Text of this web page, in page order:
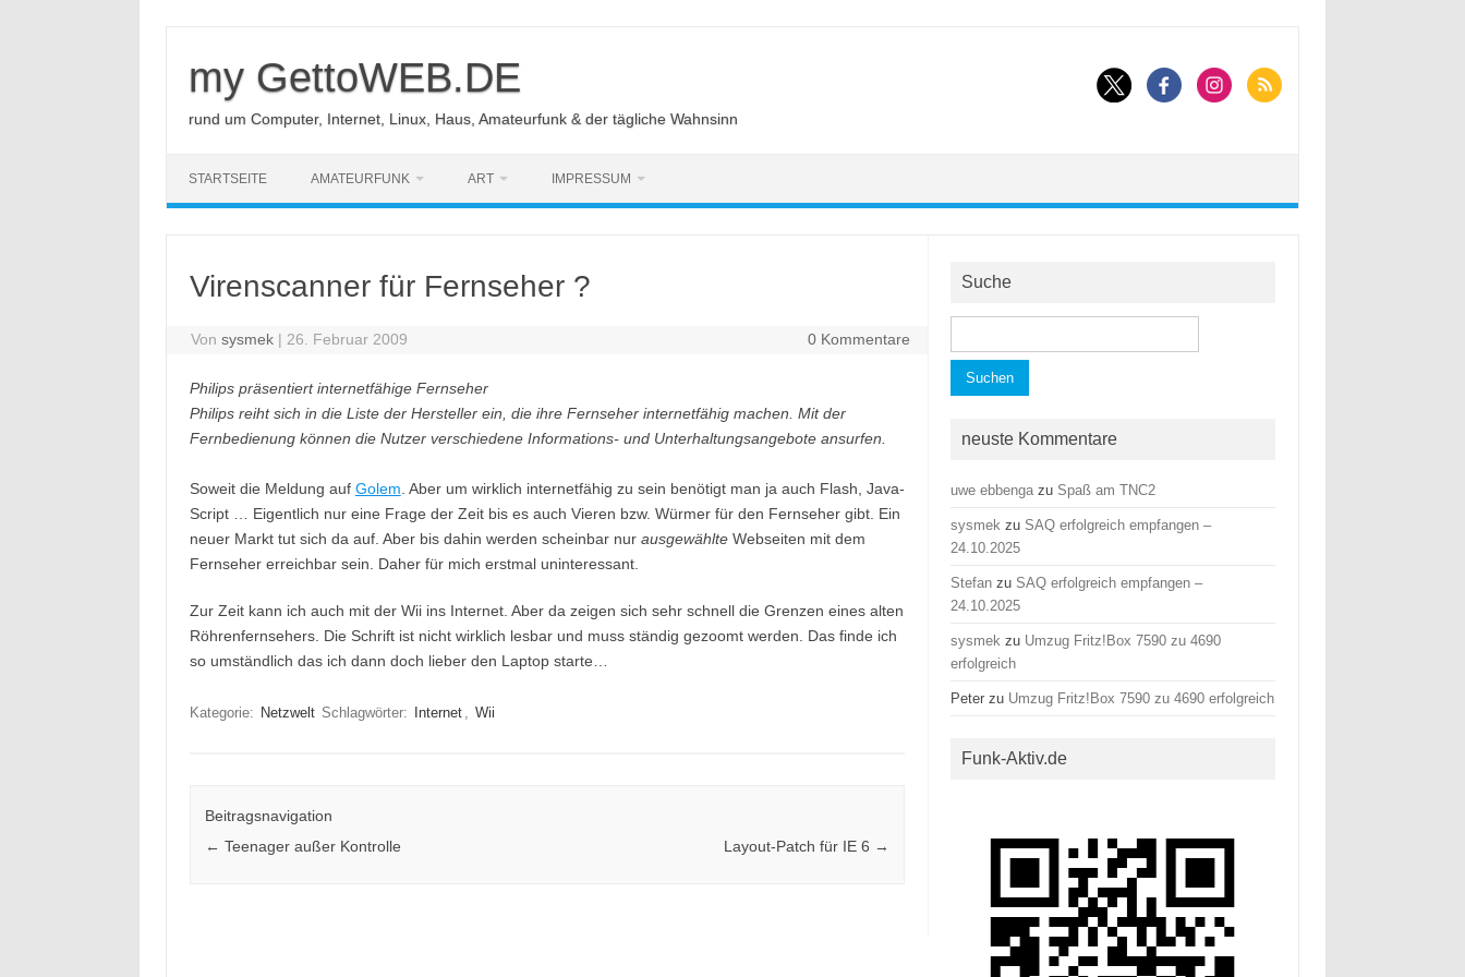
my GettoWEB.DE
rund um Computer, Internet, Linux, Haus, Amateurfunk & der tägliche Wahnsinn
STARTSEITE AMATEURFUNK ART IMPRESSUM
Virenscanner für Fernseher ?
Vonsysmek | 26. Februar 2009 0 Kommentare
Philips präsentiert internetfähige Fernseher
Philips reiht sich in die Liste der Hersteller ein, die ihre Fernseher internetfähig machen. Mit der
Fernbedienung können die Nutzer verschiedene Informations- und Unterhaltungsangebote ansurfen.
Soweit die Meldung auf Golem . Aber um wirklich internetfähig zu sein benötigt man ja auch Flash, Java-
Script … Eigentlich nur eine Frage der Zeit bis es auch Vieren bzw. Würmer für den Fernseher gibt. Ein
neuer Markt tut sich da auf. Aber bis dahin werden scheinbar nur ausgewählteWebseiten mit dem
Fernseher erreichbar sein. Daher für mich erstmal uninteressant.
Zur Zeit kann ich auch mit der Wii ins Internet. Aber da zeigen sich sehr schnell die Grenzen eines alten
Röhrenfernsehers. Die Schrift ist nicht wirklich lesbar und muss ständig gezoomt werden. Das finde ich
so umständlich das ich dann doch lieber den Laptop starte…
Kategorie: Netzwelt Schlagwörter: Internet , Wii
Beitragsnavigation
← Teenager außer Kontrolle Layout-Patch für IE 6 →
Suche
nach:
neuste Kommentare
uwe ebbenga zu Spaß am TNC2
sysmek zu SAQ erfolgreich empfangen –
24.10.2025
Stefan zu SAQ erfolgreich empfangen –
24.10.2025
sysmek zu Umzug Fritz!Box 7590 zu 4690
erfolgreich
Peter zu Umzug Fritz!Box 7590 zu 4690 erfolgreich
Funk-Aktiv.de